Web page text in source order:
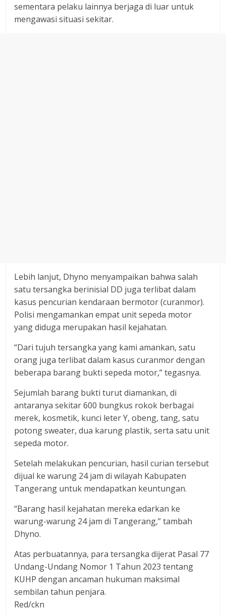
sementara pelaku lainnya berjaga di luar untuk
mengawasi situasi sekitar.
Lebih lanjut, Dhyno menyampaikan bahwa salah
satu tersangka berinisial DD juga terlibat dalam
kasus pencurian kendaraan bermotor (curanmor).
Polisi mengamankan empat unit sepeda motor
yang diduga merupakan hasil kejahatan.
“Dari tujuh tersangka yang kami amankan, satu
orang juga terlibat dalam kasus curanmor dengan
beberapa barang bukti sepeda motor,” tegasnya.
Sejumlah barang bukti turut diamankan, di
antaranya sekitar 600 bungkus rokok berbagai
merek, kosmetik, kunci leter Y, obeng, tang, satu
potong sweater, dua karung plastik, serta satu unit
sepeda motor.
Setelah melakukan pencurian, hasil curian tersebut
dijual ke warung 24 jam di wilayah Kabupaten
Tangerang untuk mendapatkan keuntungan.
“Barang hasil kejahatan mereka edarkan ke
warung-warung 24 jam di Tangerang,” tambah
Dhyno.
Atas perbuatannya, para tersangka dijerat Pasal 77
Undang-Undang Nomor 1 Tahun 2023 tentang
KUHP dengan ancaman hukuman maksimal
sembilan tahun penjara.
Red/ckn